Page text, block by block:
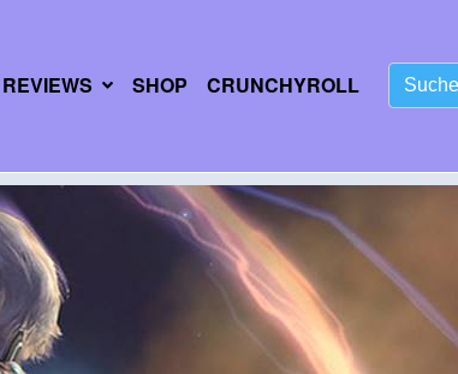
REVIEWS SHOP CRUNCHYROLL